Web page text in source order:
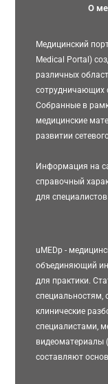
О
Медицинский
Medical Portal)
различных
сотрудничающих
Собранные в
медицинские
развитии
Информация на
справочный
для
uMEDp -
объединяющий
для практики.
специальностям,
клинические
специалистами,
видеоматериалы
составляют